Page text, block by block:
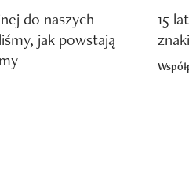
do naszych
jak powstają
15